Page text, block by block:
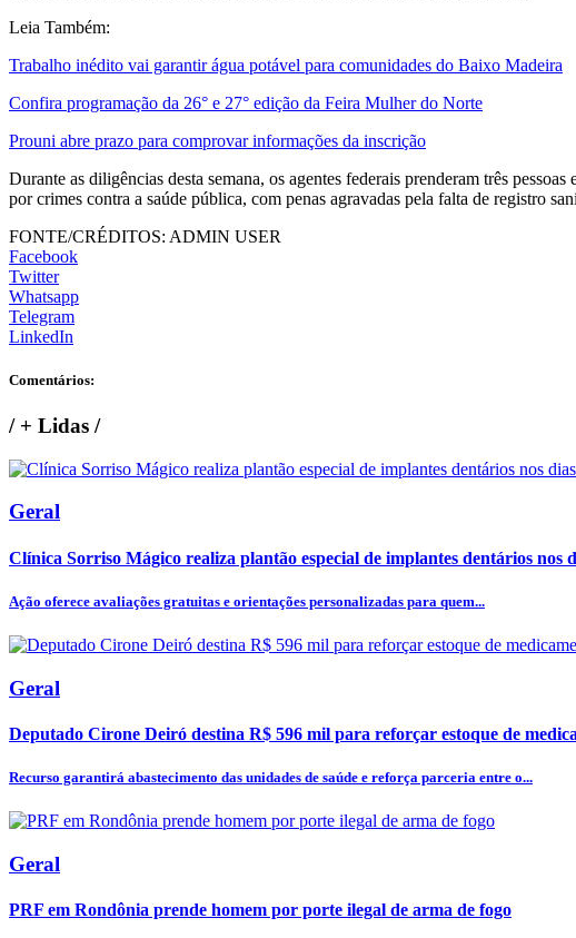
Leia Também:
Trabalho inédito vai garantir água potável para comunidades do Baixo Madeira
Confira programação da 26° e 27° edição da Feira Mulher do Norte
Prouni abre prazo para comprovar informações da inscrição
Durante as diligências desta semana, os agentes federais prenderam três
por crimes contra a saúde pública, com penas agravadas pela falta de registro
FONTE/CRÉDITOS: ADMIN USER
Facebook
Twitter
Whatsapp
Telegram
LinkedIn
Comentários:
/+ Lidas /
Geral
Clínica Sorriso Mágico realiza plantão especial de implantes dentários nos
Ação oferece avaliações gratuitas e orientações personalizadas para quem...
Geral
Deputado Cirone Deiró destina R$ 596 mil para reforçar estoque de
Recurso garantirá abastecimento das unidades de saúde e reforça parceria entre o...
Geral
PRF em Rondônia prende homem por porte ilegal de arma de fogo